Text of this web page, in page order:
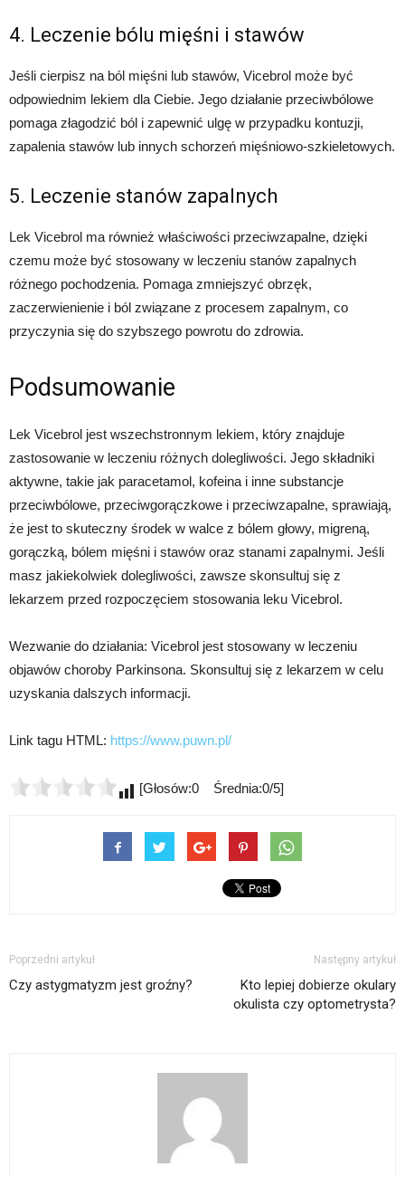
4. Leczenie bólu mięśni i stawów
Jeśli cierpisz na ból mięśni lub stawów, Vicebrol może być
odpowiednim lekiem dla Ciebie. Jego działanie przeciwbólowe
pomaga złagodzić ból i zapewnić ulgę w przypadku kontuzji,
zapalenia stawów lub innych schorzeń mięśniowo-szkieletowych.
5. Leczenie stanów zapalnych
Lek Vicebrol ma również właściwości przeciwzapalne, dzięki
czemu może być stosowany w leczeniu stanów zapalnych
różnego pochodzenia. Pomaga zmniejszyć obrzęk,
zaczerwienienie i ból związane z procesem zapalnym, co
przyczynia się do szybszego powrotu do zdrowia.
Podsumowanie
Lek Vicebrol jest wszechstronnym lekiem, który znajduje
zastosowanie w leczeniu różnych dolegliwości. Jego składniki
aktywne, takie jak paracetamol, kofeina i inne substancje
przeciwbólowe, przeciwgorączkowe i przeciwzapalne, sprawiają,
że jest to skuteczny środek w walce z bólem głowy, migreną,
gorączką, bólem mięśni i stawów oraz stanami zapalnymi. Jeśli
masz jakiekolwiek dolegliwości, zawsze skonsultuj się z
lekarzem przed rozpoczęciem stosowania leku Vicebrol.
Wezwanie do działania: Vicebrol jest stosowany w leczeniu
objawów choroby Parkinsona. Skonsultuj się z lekarzem w celu
uzyskania dalszych informacji.
Link tagu HTML: https://www.puwn.pl/
[Głosów:0 Średnia:0/5]
Poprzedni artykuł
Czy astygmatyzm jest groźny?
Następny artykuł
Kto lepiej dobierze okulary
okulista czy optometrysta?